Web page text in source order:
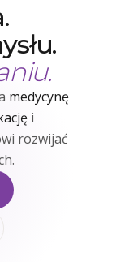
medycynę
i
rozwijać